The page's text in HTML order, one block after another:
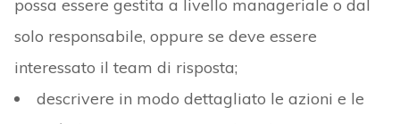
possa essere gestita a livello manageriale o dal
solo responsabile, oppure se deve essere
interessato il team di risposta;
descrivere in modo dettagliato le azioni e le